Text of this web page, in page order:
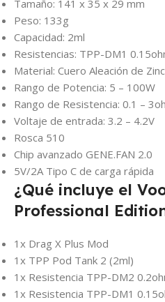
Tamaño: 141 x 35 x 29 mm
Peso: 133g
Capacidad: 2ml
Resistencias: TPP-DM1
Material: Cuero Aleación de
Rango de Potencia: 5 – 100W
Rango de Resistencia: 0.1 –
Voltaje de entrada: 3.2 – 4.2V
Rosca 510
Chip avanzado GENE.FAN 2.0
5V/2A Tipo C de carga rápida
¿Qué incluye el
Professional
1x Drag X Plus Mod
1x TPP Pod Tank 2 (2ml)
1x Resistencia TPP-DM2
1x Resistencia TPP-DM1